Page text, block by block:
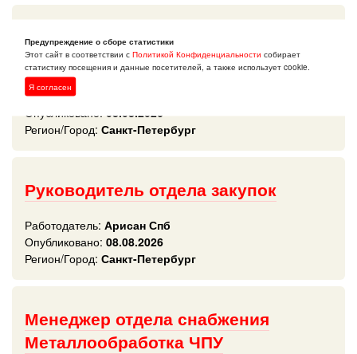
Менеджер по закупкам оптового
направления Красота
Работодатель:
Опубликовано: 08.08.2026
Регион/Город: Санкт-Петербург
Руководитель отдела закупок
Работодатель: Арисан Спб
Опубликовано: 08.08.2026
Регион/Город: Санкт-Петербург
Менеджер отдела снабжения
Металлообработка ЧПУ
Предупреждение о сборе статистики
Этот сайт в соответствии сПолитикой Конфиденциальности собирает
статистику посещения и данные посетителей, а также использует cookie.
Я согласен